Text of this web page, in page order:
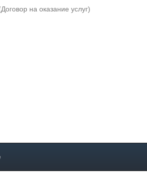
2,5на оказание услуг)